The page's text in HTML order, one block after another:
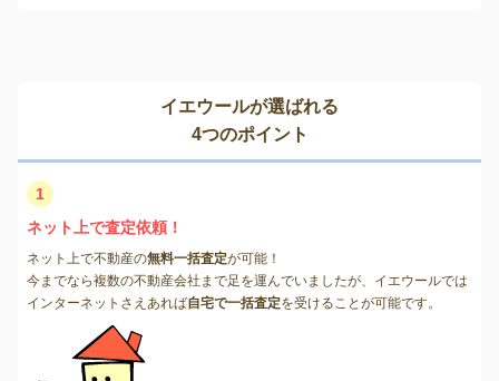
イエウールが選ばれる
4つのポイント
1
ネット上で査定依頼！
ネット上で不動産の無料一括査定が可能！
今までなら複数の不動産会社まで足を運んでいましたが、イエウールでは
インターネットさえあれば自宅で一括査定を受けることが可能です。